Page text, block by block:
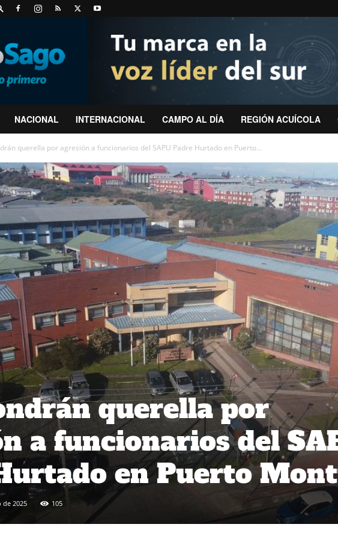
NACIONAL INTERNACIONAL CAMPO AL DÍA REGIÓN ACUÍCOLA
querella por agresión a funcionarios del SAPU Padre Hurtado en Puerto...
querella por
a funcionarios del
en Puerto
de 2025 105